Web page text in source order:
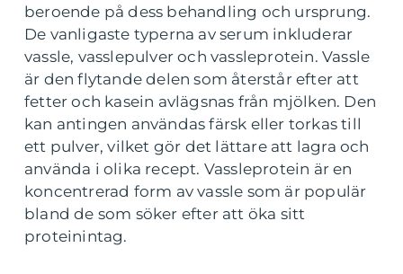
beroende på dess behandling och ursprung.
De vanligaste typerna av serum inkluderar
vassle, vasslepulver och vassleprotein. Vassle
är den flytande delen som återstår efter att
fetter och kasein avlägsnas från mjölken. Den
kan antingen användas färsk eller torkas till
ett pulver, vilket gör det lättare att lagra och
använda i olika recept. Vassleprotein är en
koncentrerad form av vassle som är populär
bland de som söker efter att öka sitt
proteinintag.